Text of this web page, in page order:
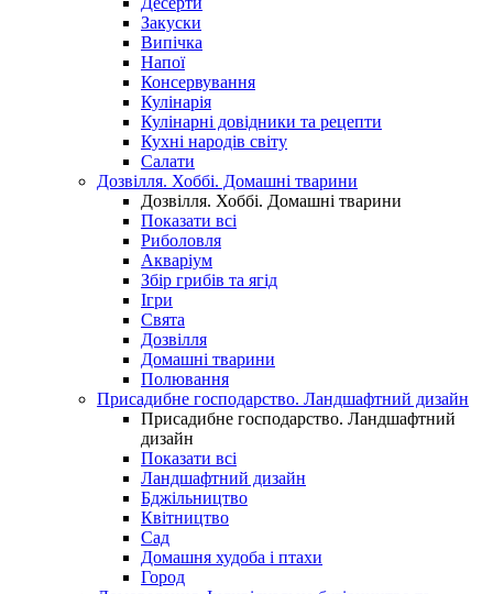
Закуски
Випічка
Напої
Консервування
Кулінарія
Кулінарні довідники та рецепти
Кухні народів світу
Салати
Дозвілля. Хоббі. Домашні тварини
Дозвілля. Хоббі. Домашні тварини
Показати всі
Риболовля
Акваріум
Збір грибів та ягід
Ігри
Свята
Дозвілля
Домашні тварини
Полювання
Присадибне господарство. Ландшафтний дизайн
Присадибне господарство. Ландшафтний
дизайн
Показати всі
Ландшафтний дизайн
Бджільництво
Квітництво
Сад
Домашня худоба і птахи
Город